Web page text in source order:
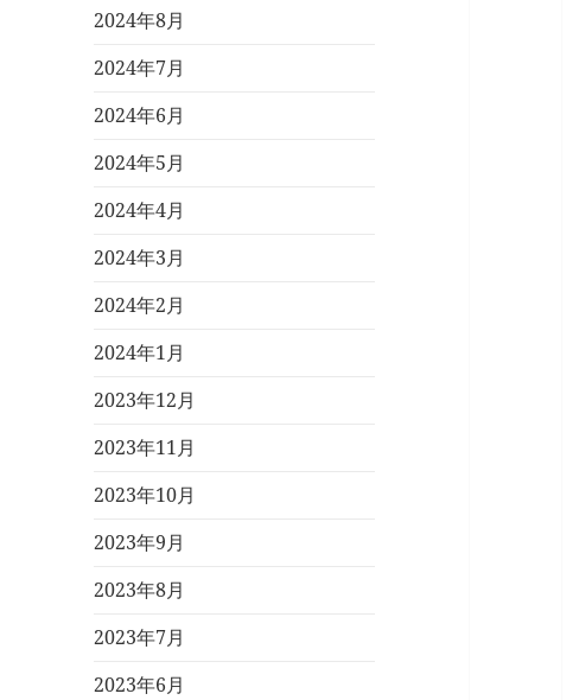
2024年8月
2024年7月
2024年6月
2024年5月
2024年4月
2024年3月
2024年2月
2024年1月
2023年12月
2023年11月
2023年10月
2023年9月
2023年8月
2023年7月
2023年6月